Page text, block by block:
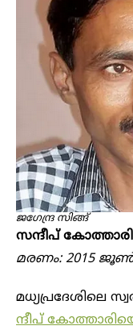
ജഗേന്ദ്ര സിങ്ങ്
സന്ദീപ്
മരണം: 2015 ജൂൺ
മധ്യപ്രദേശിലെ
ന്ദീപ്